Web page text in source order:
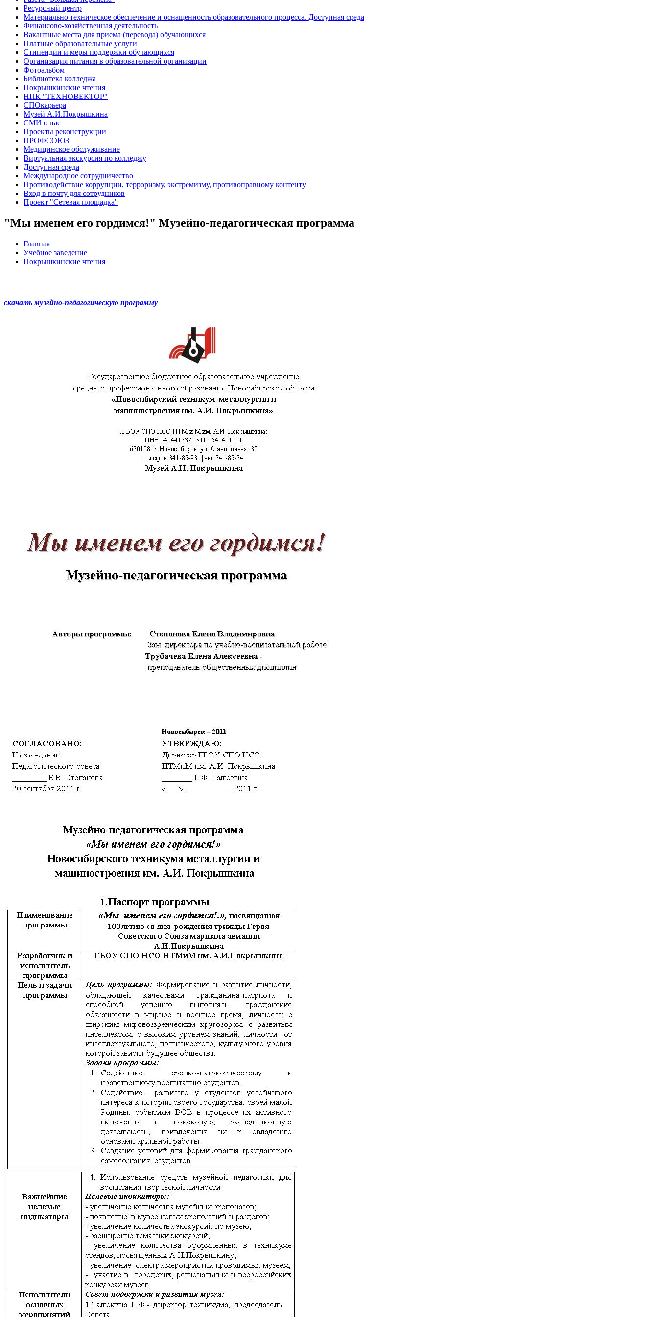
Ресурсный центр
Материально техническое обеспечение и оснащенность образовательного процесса. Доступная среда
Финансово-хозяйственная деятельность
Вакантные места для приема (перевода) обучающихся
Платные образовательные услуги
Стипендии и меры поддержки обучающихся
Организация питания в образовательной организации
Фотоальбом
Библиотека колледжа
Покрышкинские чтения
НПК "ТЕХНОВЕКТОР"
СПОкарьера
Музей А.И.Покрышкина
СМИ о нас
Проекты реконструкции
ПРОФСОЮЗ
Медицинское обслуживание
Виртуальная экскурсия по колледжу
Доступная среда
Международное сотрудничество
Противодействие коррупции, терроризму, экстремизму, противоправному контенту
Вход в почту для сотрудников
Проект "Сетевая площадка"
"Мы именем его гордимся!" Музейно-педагогическая программа
Главная
Учебное заведение
Покрышкинские чтения
скачать музейно-педагогическую программу